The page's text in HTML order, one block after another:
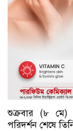
শুক্রবার (৮ মে)
পরিদর্শন শেষে